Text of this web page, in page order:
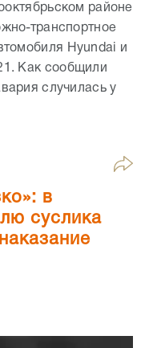
районе
транспортное
Hyundai и
Как сообщили
случилась у
в
суслика